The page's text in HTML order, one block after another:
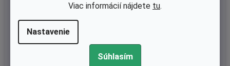
Viac informácií nájdete tu.
Nastavenie
Súhlasím
Piest kompletný Stihl 025, MS250 - 42 mm - originál 112303020
Skladom